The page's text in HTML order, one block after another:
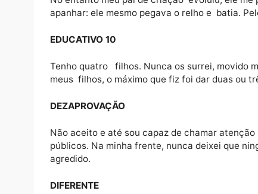
Importante dizer que apesar da violência
minha vó.
Agora uma coisa era certa. Vovô era
eles antes eu nascer.
EDUCATIVO 9
apanhar: ele mesmo pegava o relho e